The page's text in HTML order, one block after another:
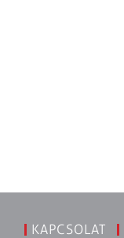
KAPCSOLAT